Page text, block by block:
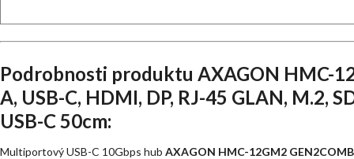
Podrobnosti produktu AXAGON HMC-
A, USB-C, HDMI, DP, RJ-45 GLAN, M.2,
USB-C 50cm:
Multiportový USB-C 10Gbps hub AXAGON HMC-12GM2